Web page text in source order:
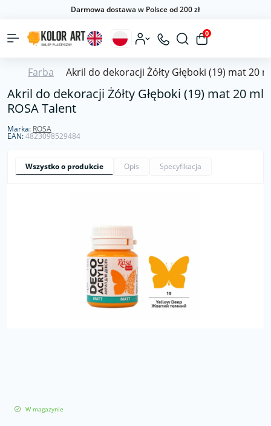
Darmowa dostawa w Polsce od 200 zł
0
Farba Akril do dekoracji Żółty Głęboki (19) mat 20
Akril do dekoracji Żółty Głęboki (19) mat 20 ml
ROSA Talent
Marka: ROSA
EAN:4823098529484
Wszystko o produkcie Opis Specyfikacja
W magazynie